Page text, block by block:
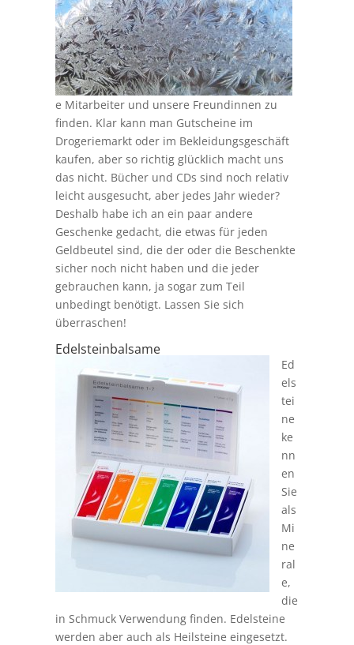
e Mitarbeiter und unsere Freundinnen zu
finden. Klar kann man Gutscheine im
Drogeriemarkt oder im Bekleidungsgeschäft
kaufen, aber so richtig glücklich macht uns
das nicht. Bücher und CDs sind noch relativ
leicht ausgesucht, aber jedes Jahr wieder?
Deshalb habe ich an ein paar andere
Geschenke gedacht, die etwas für jeden
Geldbeutel sind, die der oder die Beschenkte
sicher noch nicht haben und die jeder
gebrauchen kann, ja sogar zum Teil
unbedingt benötigt. Lassen Sie sich
überraschen!
Edelsteinbalsame
Ed
els
tei
ne
ke
nn
en
Sie
als
Mi
ne
ral
e,
die
in Schmuck Verwendung finden. Edelsteine
werden aber auch als Heilsteine eingesetzt.